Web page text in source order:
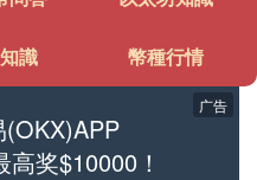
識 幣種行情
奖$10000！
广告